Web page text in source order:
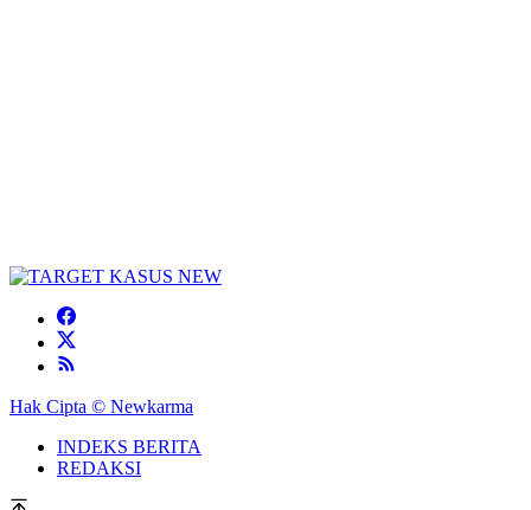
Hak Cipta © Newkarma
INDEKS BERITA
REDAKSI